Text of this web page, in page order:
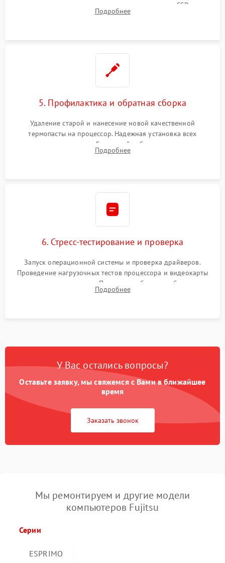
видеокарты, процессора или установка нового SSD для
восстановления и повышения скорости работы системы.
Подробнее
5. Профилактика и обратная сборка
Удаление старой и нанесение новой качественной
термопасты на процессор. Надежная установка всех
комплектующих в слоты. Грамотный кабель-менеджмент для
обеспечения правильной циркуляции воздуха внутри
Подробнее
6. Стресс-тестирование и проверка
Запуск операционной системы и проверка драйверов.
Проведение нагрузочных тестов процессора и видеокарты
для контроля температур. Проверка работоспособности всех
USB-портов, аудиовыходов и сетевого подключения.
Подробнее
У Вас остались вопросы?
Оставьте заявку, мы свяжемся с Вами в ближайшее
время
Заказать звонок
Мы ремонтируем и другие модели
компьютеров Fujitsu
Серии
ESPRIMO